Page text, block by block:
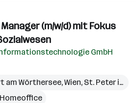
(m/w/d) mit Fokus
GmbH
am Wörthersee,Wien, St. Peter in der Au
Homeoffice